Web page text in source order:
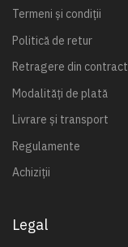
Termeni și condiții
Politică de retur
Retragere din contract
Modalități de plată
Livrare și transport
Regulamente
Achiziții
Legal